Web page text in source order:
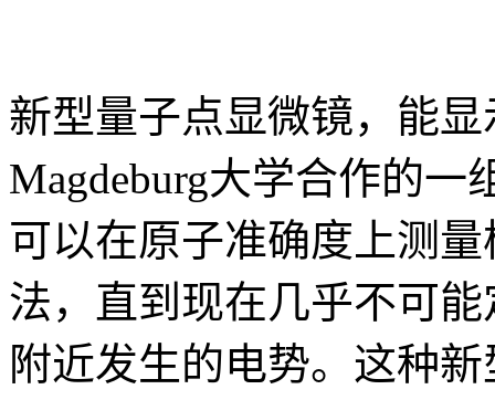
新型量子点显微镜，能
Magdeburg大学合作的
可以在原子准确度上测
法，直到现在几乎不可
附近发生的电势。这种